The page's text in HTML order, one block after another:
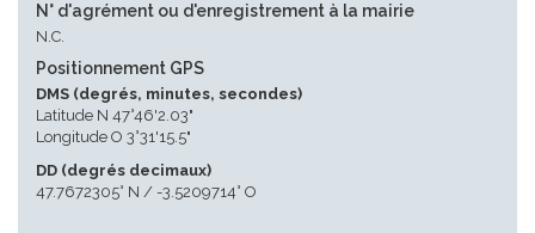
N° d'agrément ou d'enregistrement à la mairie
N.C.
Positionnement GPS
DMS (degrés, minutes, secondes)
Latitude N 47°46'2.03"
Longitude O 3°31'15.5"
DD (degrés decimaux)
47.7672305° N / -3.5209714° O